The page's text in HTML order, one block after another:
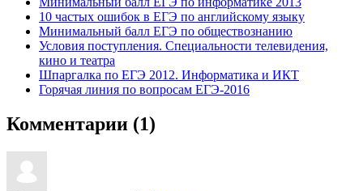
10 частых ошибок в ЕГЭ по английскому языку
Минимальный балл ЕГЭ по обществознанию
Условия поступления. Специальности телевидения,
кино и театра
Шпаргалка по ЕГЭ 2012. Информатика и ИКТ
Горячая линия по вопросам ЕГЭ-2016
Комментарии (1)